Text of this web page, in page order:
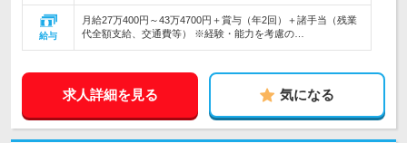
給与
月給27万400円～43万4700円＋賞与（年2回）＋諸手当（残業
代全額支給、交通費等） ※経験・能力を考慮の…
求人詳細を見る 気になる